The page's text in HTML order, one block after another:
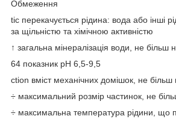
Обмеження
tic перекачується рідина: вода або інші
за щільністю та хімічною активністю
↑ загальна мінералізація води, не більш
64 показник pH 6,5-9,5
ction вміст механічних домішок, не більш
÷ максимальний розмір частинок, не
÷ максимальна температура рідини, що